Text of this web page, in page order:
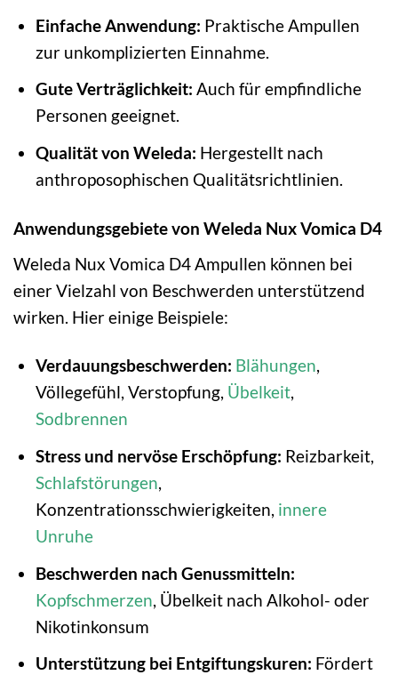
Einfache Anwendung: Praktische Ampullen
zur unkomplizierten Einnahme.
Gute Verträglichkeit: Auch für empfindliche
Personen geeignet.
Qualität von Weleda: Hergestellt nach
anthroposophischen Qualitätsrichtlinien.
Anwendungsgebiete von Weleda Nux Vomica D4
Weleda Nux Vomica D4 Ampullen können bei
einer Vielzahl von Beschwerden unterstützend
wirken. Hier einige Beispiele:
Verdauungsbeschwerden: Blähungen,
Völlegefühl, Verstopfung, Übelkeit,
Sodbrennen
Stress und nervöse Erschöpfung: Reizbarkeit,
Schlafstörungen,
Konzentrationsschwierigkeiten, innere
Unruhe
Beschwerden nach Genussmitteln:
Kopfschmerzen , Übelkeit nach Alkohol- oder
Nikotinkonsum
Unterstützung bei Entgiftungskuren: Fördert